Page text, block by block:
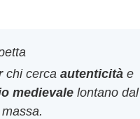
chi cercaautenticità e
medievale lontano dal